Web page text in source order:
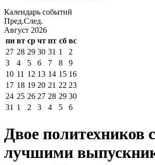
Календарь событий
Пред.След.
Август 2026
пн вт ср чт пт сб вс
27 28 29 30 31 1
2
3
4 5 6 7 8
9
10 11 12 13 14 15 16
17 18 19 20 21 22 23
24 25 26 27 28 29 30
31 1 2 3 4 5 6
Двое политехников
лучшими